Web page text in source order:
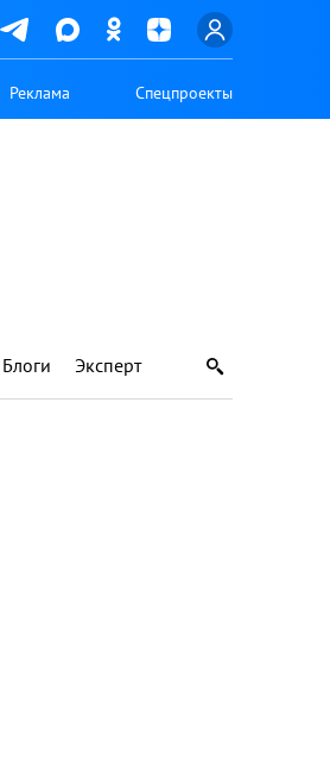
Реклама Спецпроекты
Блоги Эксперт